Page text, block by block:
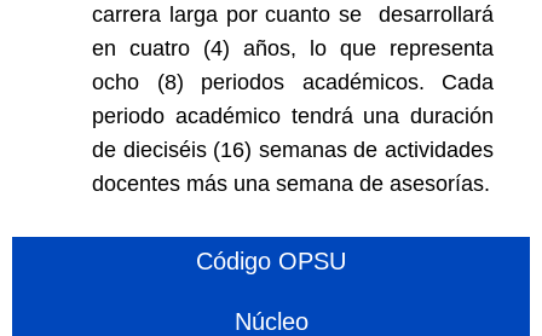
carrera larga por cuanto se desarrollará
en cuatro (4) años, lo que representa
ocho (8) periodos académicos. Cada
periodo académico tendrá una duración
de dieciséis (16) semanas de actividades
docentes más una semana de asesorías.
Código OPSU
Núcleo